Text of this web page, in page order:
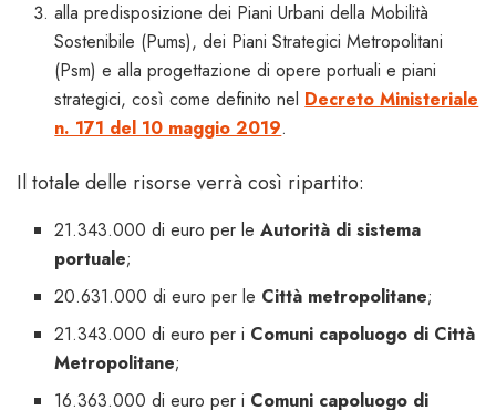
alla predisposizione dei Piani Urbani della Mobilità
Sostenibile (Pums), dei Piani Strategici Metropolitani
(Psm) e alla progettazione di opere portuali e piani
strategici, così come definito nel Decreto Ministeriale
n. 171 del 10 maggio 2019.
Il totale delle risorse verrà così ripartito:
21.343.000 di euro per leAutorità di sistema
portuale;
20.631.000 di euro per le Città metropolitane;
21.343.000 di euro per i Comuni capoluogo di Città
Metropolitane;
16.363.000 di euro per i Comuni capoluogo di